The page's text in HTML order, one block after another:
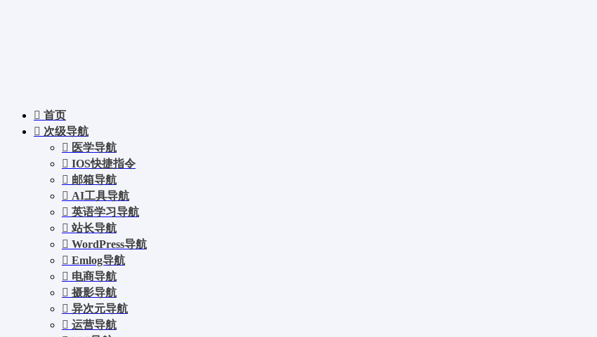
首页
次级导航
医学导航
IOS快捷指令
邮箱导航
AI工具导航
英语学习导航
站长导航
WordPress导航
Emlog导航
电商导航
摄影导航
异次元导航
运营导航